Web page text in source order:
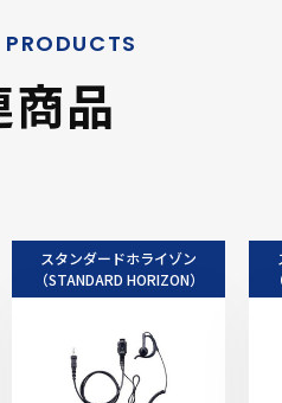
商品
スタンダードホライゾン
（STANDARD HORIZON）